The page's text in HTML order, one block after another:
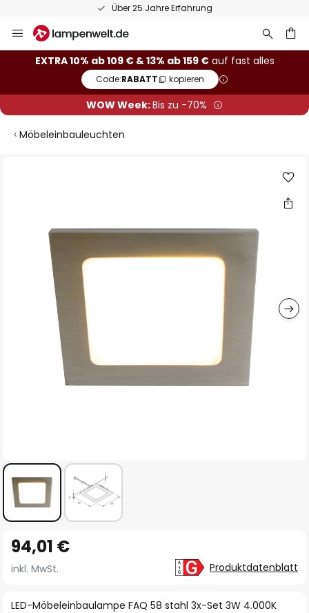
Über 25 Jahre Erfahrung
Inhalt
springen
EXTRA 10% ab 109 € & 13% ab 159 €auf fast alles
Code:RABATT kopieren
WOW Week:Bis zu -70%
Möbeleinbauleuchten
springen
Anfang
der
springen
LED-Möbeleinbaulampe FAQ 58 stahl 3x-Set 3W 4.000K
94,01 €
inkl. MwSt. Produktdatenblatt